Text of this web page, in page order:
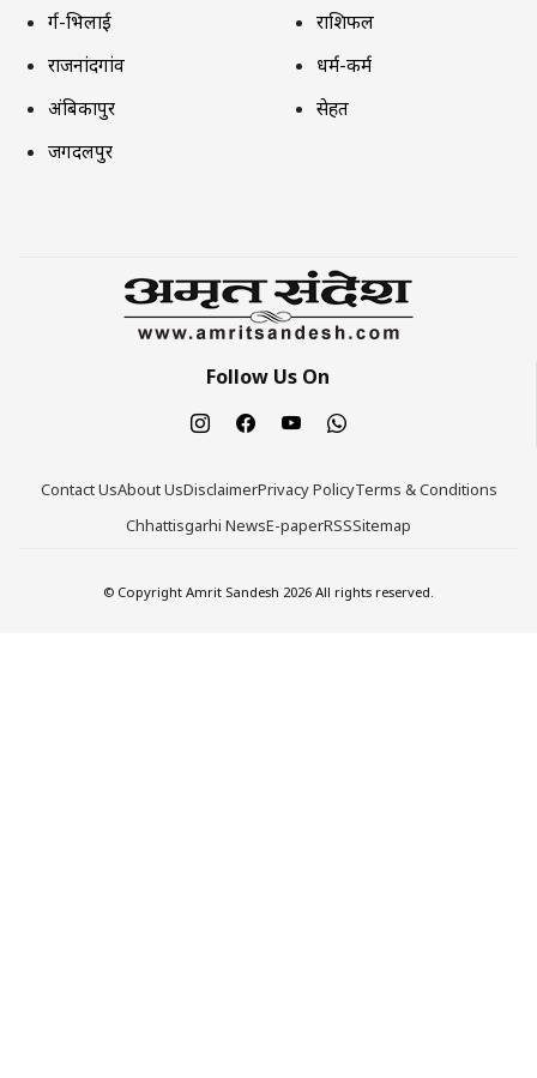
दुर्ग-भिलाई
राजनांदगांव
अंबिकापुर
जगदलपुर
राशिफल
धर्म-कर्म
सेहत
Follow Us On
Contact UsAbout UsDisclaimerPrivacy PolicyTerms & Conditions
Chhattisgarhi NewsE-paperRSSSitemap
© Copyright Amrit Sandesh 2026 All rights reserved.